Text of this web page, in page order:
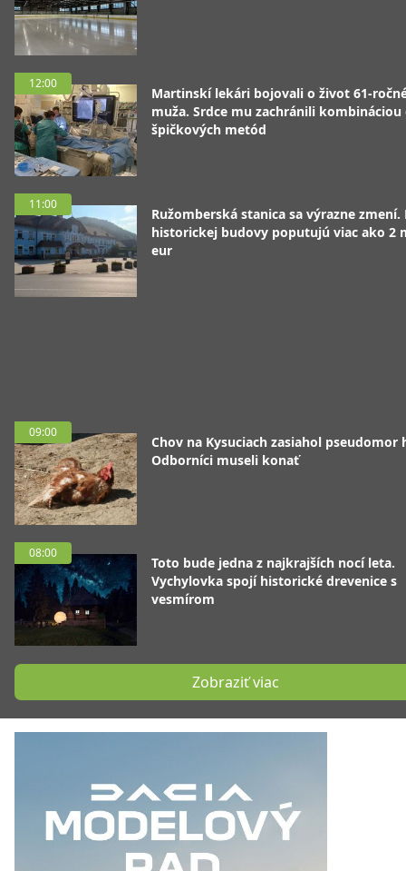
12:00
Martinskí lekári bojovali o život 61-
muža. Srdce mu zachránili kombináciou
špičkových metód
11:00
Ružomberská stanica sa výrazne zmení.
historickej budovy poputujú viac ako 2
eur
09:00
Chov na Kysuciach zasiahol pseudomor
Odborníci museli konať
08:00
Toto bude jedna z najkrajších nocí leta.
Vychylovka spojí historické drevenice s
vesmírom
Zobraziť viac